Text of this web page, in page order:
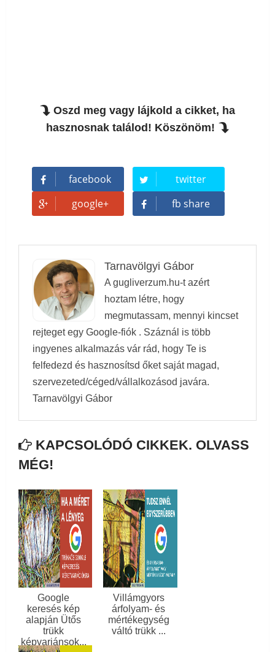
Oszd meg vagy lájkold a cikket, ha
hasznosnak találod! Köszönöm!
facebook
twitter
google+
fb share
Tarnavölgyi Gábor
A gugliverzum.hu-t azért
hoztam létre, hogy
megmutassam, mennyi kincset
rejteget egy Google-fiók . Száznál is több
ingyenes alkalmazás vár rád, hogy Te is
felfedezd és hasznosítsd őket saját magad,
szervezeted/céged/vállalkozásod javára.
Tarnavölgyi Gábor
KAPCSOLÓDÓ CIKKEK. OLVASS
MÉG!
Google
keresés kép
alapján Ütős
trükk
képvariánsok...
Villámgyors
árfolyam- és
mértékegység
váltó trükk ...